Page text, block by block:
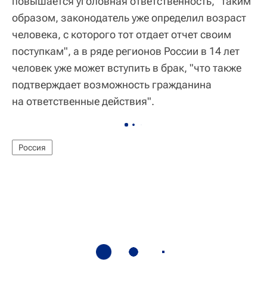
образом, законодатель уже определил возраст
человека, с которого тот отдает отчет своим
поступкам", а в ряде регионов России в 14 лет
человек уже может вступить в брак, "что также
подтверждает возможность гражданина
на ответственные действия".
Россия